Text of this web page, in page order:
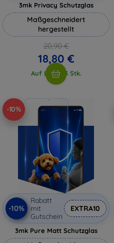
3mk Privacy Schutzglas
Maßgeschneidert
hergestellt
20,90 €
18,80 €
Auf Lager 3 Stk.
-10%
-10%
Rabatt
mit
Gutschein
EXTRA10
3mk Pure Matt Schutzglas